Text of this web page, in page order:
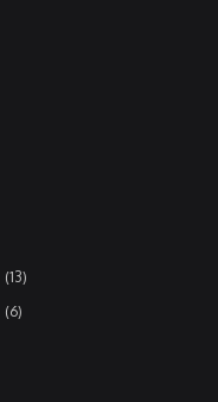
1313
produktů
66
produktů